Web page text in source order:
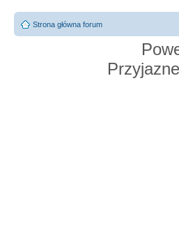
Strona główna forum